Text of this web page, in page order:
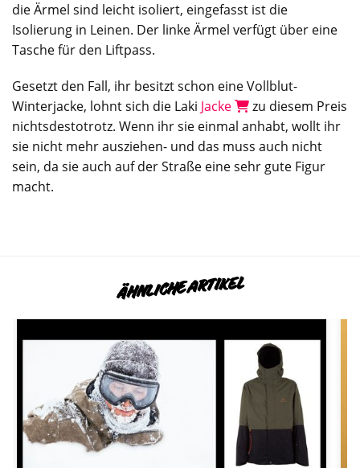
die Ärmel sind leicht isoliert, eingefasst ist die
Isolierung in Leinen. Der linke Ärmel verfügt über eine
Tasche für den Liftpass.
Gesetzt den Fall, ihr besitzt schon eine Vollblut-
Winterjacke, lohnt sich die Laki Jacke
zu diesem Preis
nichtsdestotrotz. Wenn ihr sie einmal anhabt, wollt ihr
sie nicht mehr ausziehen- und das muss auch nicht
sein, da sie auch auf der Straße eine sehr gute Figur
macht.
ÄHNLICHE ARTIKEL